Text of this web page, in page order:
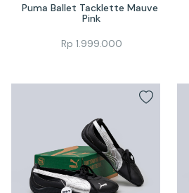
Puma Ballet Tacklette Mauve
Pink
Rp 1.999.000